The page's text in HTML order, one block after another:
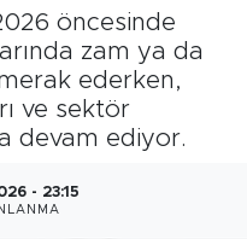
öncesinde
zam ya da
ederken,
ve sektör
devam ediyor.
- 23:15